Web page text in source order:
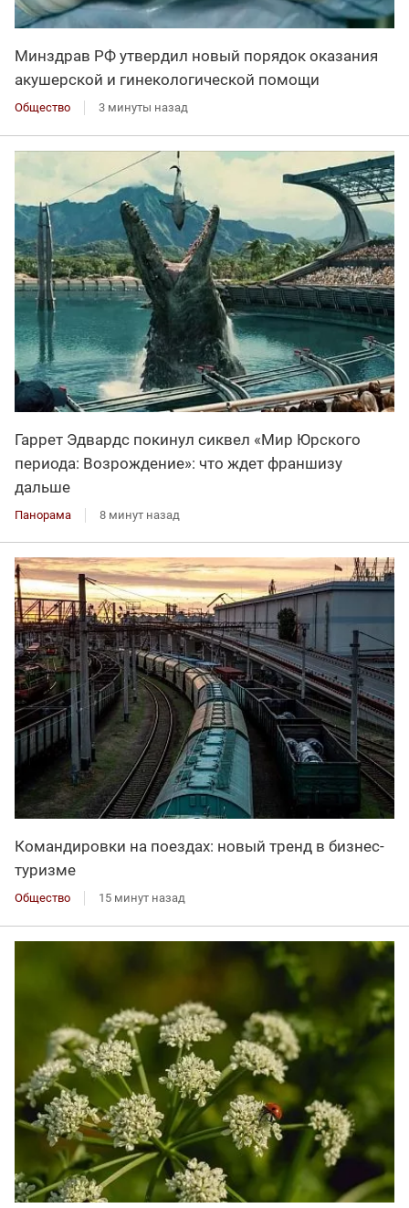
Минздрав РФ утвердил новый порядок оказания
акушерской и гинекологической помощи
Общество 3 минуты назад
Гаррет Эдвардс покинул сиквел «Мир Юрского
периода: Возрождение»: что ждет франшизу
дальше
Панорама 8 минут назад
Командировки на поездах: новый тренд в бизнес-
туризме
Общество 15 минут назад